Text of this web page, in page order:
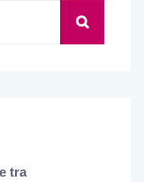
tra